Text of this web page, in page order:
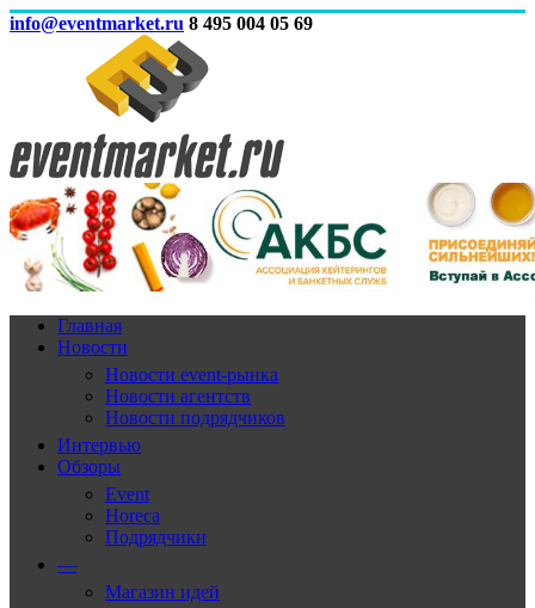
info@eventmarket.ru 8 495 004 05 69
Главная
Новости
Новости event-рынка
Новости агентств
Новости подрядчиков
Интервью
Обзоры
Event
Horeca
Подрядчики
—
Магазин идей